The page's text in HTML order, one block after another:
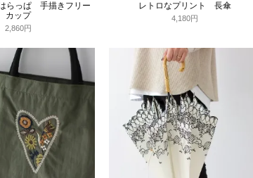
はらっぱ 手描きフリー
カップ
2,860円
レトロなプリント 長傘
4,180円